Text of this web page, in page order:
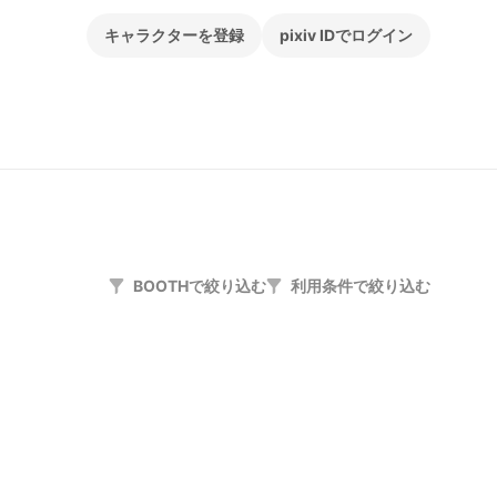
キャラクターを登録 pixiv IDでログイン
BOOTHで絞り込む 利用条件で絞り込む